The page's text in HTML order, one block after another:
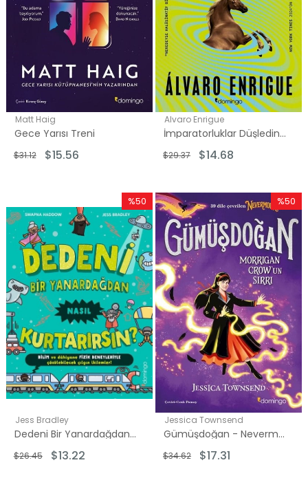
Matt Haig
Gece Yarısı Treni
$15.56
$31.12
Alvaro Enrigue
İmparatorluklar Düşledin Sen
$14.68
$29.37
Jess Bradley
Dedeni Bir Yanardağdan Nasıl Kurtarırsın?
$13.22
$26.45
%50
İndirim
%50İndirim
Jessica Townsend
Gümüşdoğan - Nevermoor - Morrigan Crow'un Sırrı
$17.31
$34.62
%50
İndirim